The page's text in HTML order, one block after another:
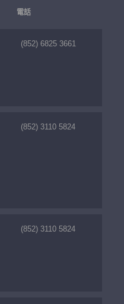
電話
(852) 6825 3661
(852) 3110 5824
(852) 3110 5824